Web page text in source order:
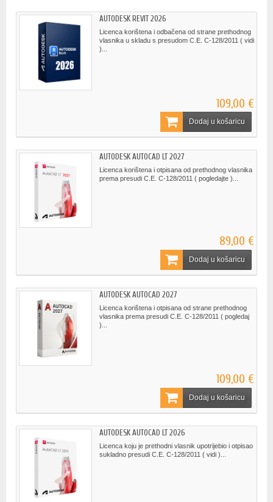
AUTODESK REVIT 2026
Licenca korištena i odbačena od strane prethodnog
vlasnika u skladu s presudom C.E. C-128/2011 ( vidi
)...
109,00 €
Dodaj u košaricu
AUTODESK AUTOCAD LT 2027
Licenca korištena i otpisana od prethodnog vlasnika
prema presudi C.E. C-128/2011 ( pogledajte )...
89,00 €
Dodaj u košaricu
AUTODESK AUTOCAD 2027
Licenca korištena i otpisana od strane prethodnog
vlasnika prema presudi C.E. C-128/2011 ( pogledaj
)...
109,00 €
Dodaj u košaricu
AUTODESK AUTOCAD LT 2026
Licenca koju je prethodni vlasnik upotrijebio i otpisao
sukladno presudi C.E. C-128/2011 ( vidi )...